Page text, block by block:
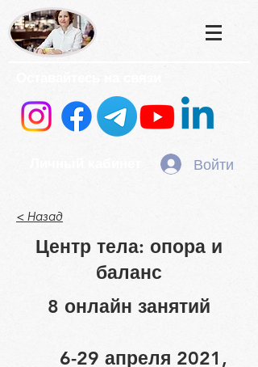
Войти
< Назад
Центр тела: опора и
баланс
8 онлайн занятий
6-29 апреля 2021,